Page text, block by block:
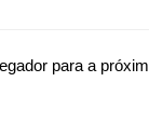
para a